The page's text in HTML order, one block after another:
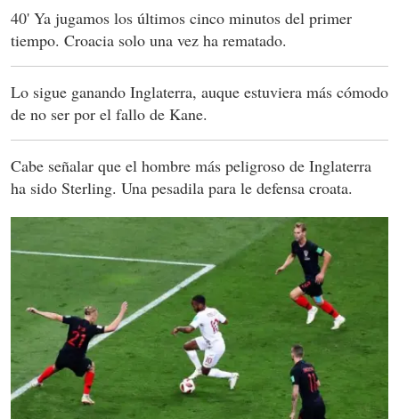
40' Ya jugamos los últimos cinco minutos del primer
tiempo. Croacia solo una vez ha rematado.
Lo sigue ganando Inglaterra, auque estuviera más cómodo
de no ser por el fallo de Kane.
Cabe señalar que el hombre más peligroso de Inglaterra
ha sido Sterling. Una pesadila para le defensa croata.